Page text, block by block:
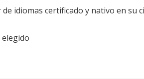
idiomas certificado y nativo en su